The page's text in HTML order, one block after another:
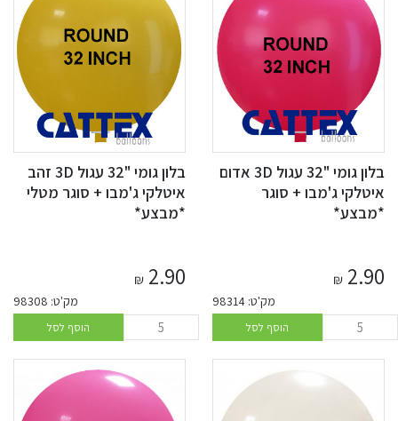
בלון גומי "32 עגול 3D אדום
איטלקי ג'מבו + סוגר
*מבצע*
2.90
₪
מק'ט: 98314
הוסף לסל
בלון גומי "32 עגול 3D זהב
איטלקי ג'מבו + סוגר מטלי
*מבצע*
2.90
₪
מק'ט: 98308
הוסף לסל